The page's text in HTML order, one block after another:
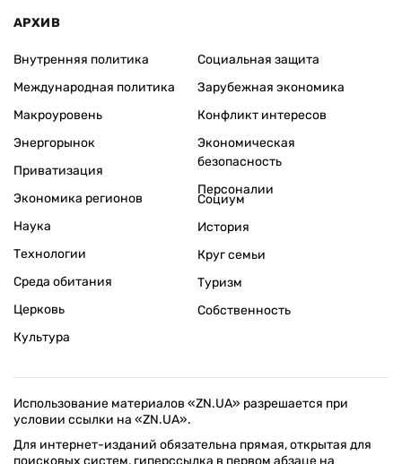
АРХИВ
Внутренняя политика
Международная политика
Макроуровень
Энергорынок
Приватизация
Экономика регионов
Социальная защита
Зарубежная экономика
Конфликт интересов
Экономическая
безопасность
Персоналии
Наука
Технологии
Среда обитания
Церковь
Культура
Социум
История
Круг семьи
Туризм
Собственность
Использование материалов «ZN.UA» разрешается при
условии ссылки на «ZN.UA».
Для интернет-изданий обязательна прямая, открытая для